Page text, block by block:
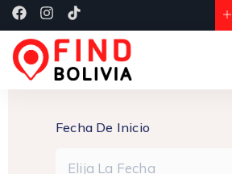
Fecha De Inicio